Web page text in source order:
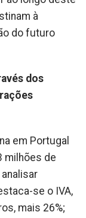
à
do futuro
dos
em Portugal
milhões de
se o IVA,
mais 26%;